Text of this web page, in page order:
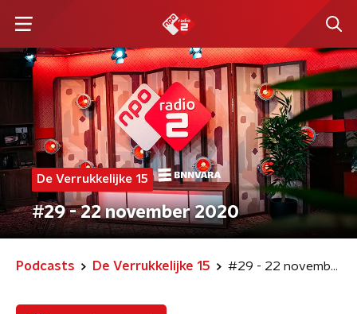
De Verrukkelijke 15
#29 - 22 november 2020
Podcasts De Verrukkelijke 15 #29 - 22 november 2020